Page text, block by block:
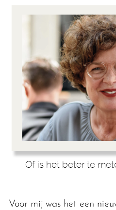
Of is het beter te
Voor mij was het een